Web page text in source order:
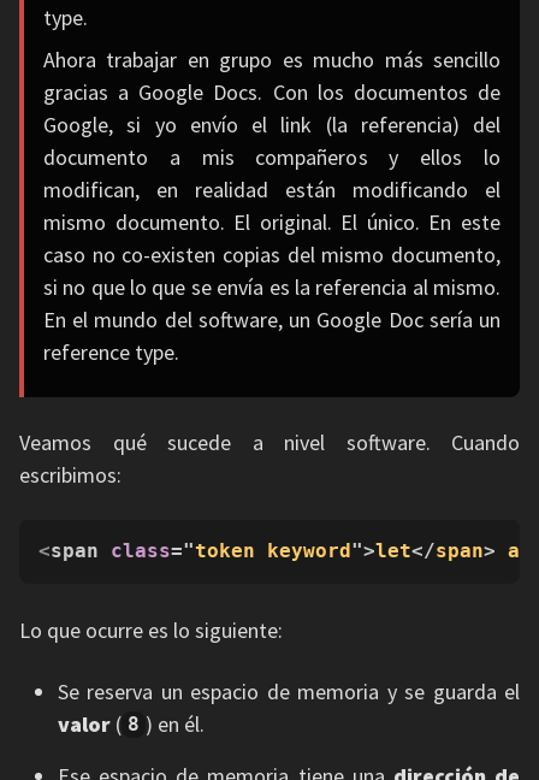
type.
Ahora trabajar en grupo es mucho más sencillo
gracias a Google Docs. Con los documentos de
Google, si yo envío el link (la referencia) del
documento a mis compañeros y ellos lo
modifican, en realidad están modificando el
mismo documento. El original. El único. En este
caso no co-existen copias del mismo documento,
si no que lo que se envía es la referencia al mismo.
En el mundo del software, un Google Doc sería un
reference type.
Veamos qué sucede a nivel software. Cuando
escribimos:
<span class="token keyword">let</span> a
Lo que ocurre es lo siguiente:
Se reserva un espacio de memoria y se guarda el
valor ( 8 ) en él.